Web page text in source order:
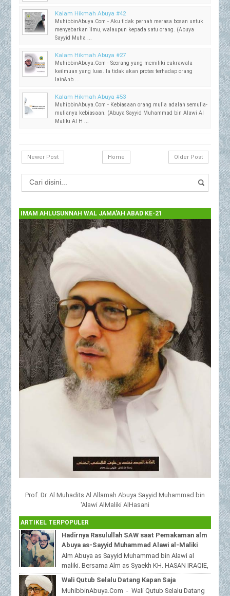
Kalam Hikmah Abuya #42
MuhibbinAbuya.Com - Aku tidak pernah merasa bosan untuk
menyebarkan ilmu, walaupun kepada satu orang. (Abuya
Sayyid Muha ...
Kalam Hikmah Abuya #27
MuhibbinAbuya.Com - Seorang yang memiliki cakrawala
keilmuan yang luas. Ia tidak akan protes terhadap orang
lain&nb ...
Kalam Hikmah Abuya #53
MuhibbinAbuya.Com - Kebiasaan orang mulia adalah semulia-
mulianya kebiasaan. (Abuya Sayyid Muhammad bin Alawi Al
Maliki Al H ...
Newer Post Older Post
Home
IMAM AHLUSUNNAH WAL JAMA'AH ABAD KE-21
Prof. Dr. Al Muhadits Al Allamah Abuya Sayyid Muhammad bin
'Alawi AlMaliki AlHasani
ARTIKEL TERPOPULER
Hadirnya Rasulullah SAW saat Pemakaman alm
Abuya as-Sayyid Muhammad Alawi al-Maliki
Alm Abuya as Sayyid Muhammad bin Alawi al
maliki. Bersama Alm as Syaekh KH. HASAN IRAQIE,
Ponpes Al Haramain duwa' pote Sampang
Madura...
Wali Qutub Selalu Datang Kapan Saja
MuhibbinAbuya.Com - Wali Qutub Selalu Datang